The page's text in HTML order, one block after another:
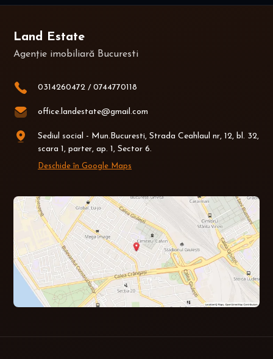
Land Estate
Agenție imobiliară Bucuresti
0314260472 / 0744770118
office.landestate@gmail.com
Sediul social - Mun.Bucuresti, Strada Ceahlaul nr, 12, bl. 32,
scara 1, parter, ap. 1, Sector 6.
Deschide în Google Maps